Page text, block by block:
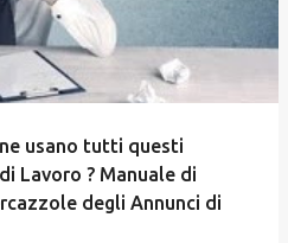
usano tutti questi
Lavoro ? Manuale di
degli Annunci di